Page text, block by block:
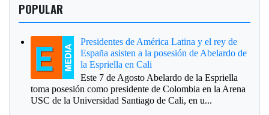
POPULAR
Presidentes de América Latina y el rey de
España asisten a la posesión de Abelardo de
la Espriella en Cali
Este 7 de Agosto Abelardo de la Espriella
toma posesión como presidente de Colombia en la Arena
USC de la Universidad Santiago de Cali, en u...